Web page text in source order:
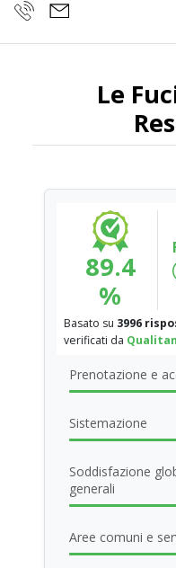
Le
89.4
%
Basato su 3996
verificati da
Prenotazione e
Sistemazione
Soddisfazione
generali
Aree comuni e